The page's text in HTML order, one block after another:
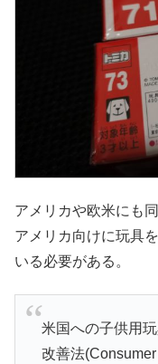
アメリカや欧米にも
アメリカ向けに玩具
いる必要がある。
米国への子供用
改善法